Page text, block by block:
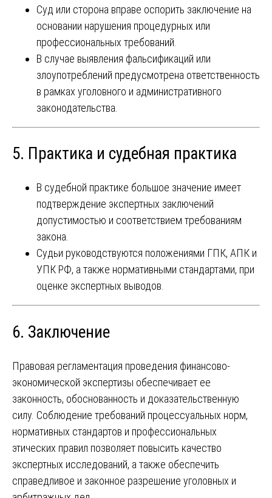
Суд или сторона вправе оспорить заключение на
основании нарушения процедурных или
профессиональных требований.
В случае выявления фальсификаций или
злоупотреблений предусмотрена ответственность
в рамках уголовного и административного
законодательства.
5. Практика и судебная практика
В судебной практике большое значение имеет
подтверждение экспертных заключений
допустимостью и соответствием требованиям
закона.
Судьи руководствуются положениями ГПК, АПК и
УПК РФ, а также нормативными стандартами, при
оценке экспертных выводов.
6. Заключение
Правовая регламентация проведения финансово-
экономической экспертизы обеспечивает ее
законность, обоснованность и доказательственную
силу. Соблюдение требований процессуальных норм,
нормативных стандартов и профессиональных
этических правил позволяет повысить качество
экспертных исследований, а также обеспечить
справедливое и законное разрешение уголовных и